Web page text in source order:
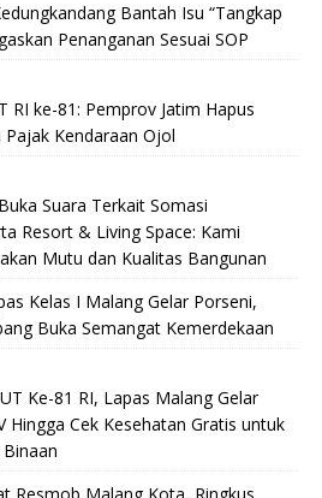
Bantah Isu “Tangkap
Penanganan Sesuai SOP
RI ke-81: Pemprov Jatim Hapus
Pajak Kendaraan Ojol
Suara Terkait Somasi
Resort & Living Space: Kami
Mutu dan Kualitas Bangunan
Kelas I Malang Gelar Porseni,
Buka Semangat Kemerdekaan
Ke-81 RI, Lapas Malang Gelar
Hingga Cek Kesehatan Gratis untuk